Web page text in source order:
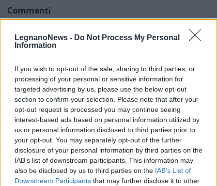
LegnanoNews - Do Not Process My Personal
Information
If you wish to opt-out of the sale, sharing to third parties, or
processing of your personal or sensitive information for
targeted advertising by us, please use the below opt-out
section to confirm your selection. Please note that after your
opt-out request is processed you may continue seeing
interest-based ads based on personal information utilized by
us or personal information disclosed to third parties prior to
your opt-out. You may separately opt-out of the further
disclosure of your personal information by third parties on the
IAB’s list of downstream participants. This information may
also be disclosed by us to third parties on the IAB’s List of
Downstream Participants that may further disclose it to other
Commenti
articolo.
L'email è richiesta ma non verrà mostrata ai visitatori. Il contenuto di questo
commenti non sono testi giornalistici, ma post inviati dai singoli lettori che
possono essere automaticamente pubblicati senza filtro preventivo. I commenti
che includano uno o più link a siti esterni verranno rimossi in automatico dal
sistema.